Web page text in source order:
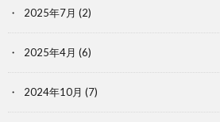
2025年7月 (2)
2025年4月 (6)
2024年10月 (7)